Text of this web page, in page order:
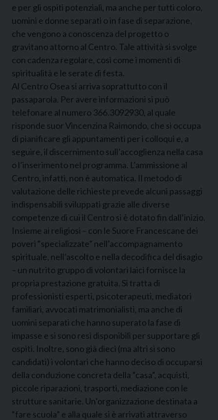
e per gli ospiti potenziali, ma anche per tutti coloro,
uomini e donne separati o in fase di separazione,
che vengono a conoscenza del progetto o
gravitano attorno al Centro. Tale attività si svolge
con cadenza regolare, così come i momenti di
spiritualità e le serate di festa.
Al Centro Osea si arriva soprattutto con il
passaparola. Per avere informazioni si può
telefonare al numero 366.3092930, al quale
risponde suor Vincenzina Raimondo, che si occupa
di pianificare gli appuntamenti per i colloqui e, a
seguire, il discernimento sull’accoglienza nella casa
o l’inserimento nel programma. L’ammissione al
Centro, infatti, non è automatica. Il metodo di
valutazione delle richieste prevede alcuni passaggi
indispensabili sviluppati grazie alle diverse
competenze di cui il Centro si è dotato fin dall’inizio.
Insieme ai religiosi – con le Suore Francescane dei
poveri “specializzate” nell’accompagnamento
spirituale, nell’ascolto e nella decodifica del disagio
– un nutrito gruppo di volontari laici fornisce la
propria prestazione gratuita. Si tratta di
professionisti esperti, psicoterapeuti, mediatori
familiari, avvocati matrimonialisti, ma anche di
uomini separati che hanno superato la fase di
impasse e si sono resi disponibili per supportare gli
ospiti. Inoltre, sono già dieci (ma altri si sono
candidati) i volontari che hanno deciso di occuparsi
della conduzione concreta della “casa”, acquisti,
piccole riparazioni, trasporti, mediazione con le
strutture sanitarie. Un’organizzazione destinata a
“fare scuola” e alla quale si è arrivati attraverso